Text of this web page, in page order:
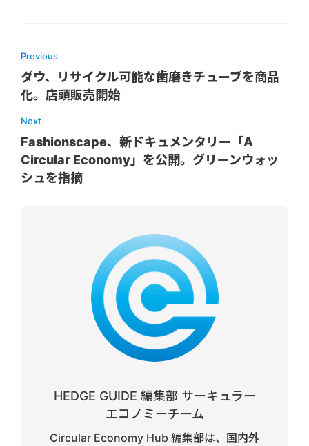
Previous
ダウ、リサイクル可能な歯磨きチューブを商品
化。店頭販売開始
Next
Fashionscape、新ドキュメンタリー「A
Circular Economy」を公開。グリーンウォッ
シュを指摘
HEDGE GUIDE 編集部 サーキュラー
エコノミーチーム
Circular Economy Hub 編集部は、国内外